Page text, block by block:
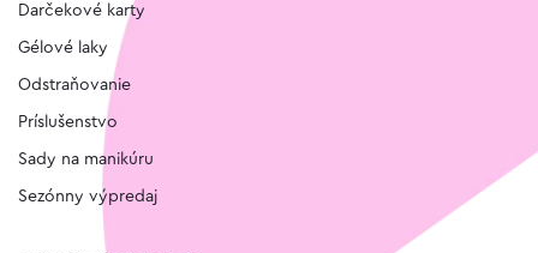
Darčekové karty
Gélové laky
Odstraňovanie
Príslušenstvo
Sady na manikúru
Sezónny výpredaj